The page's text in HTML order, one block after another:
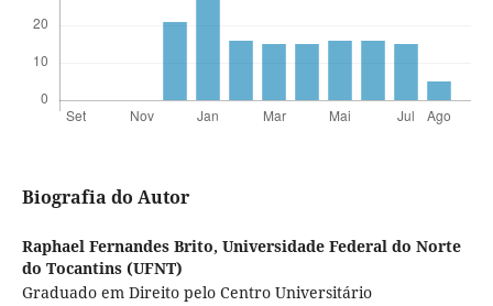
Biografia do Autor
Raphael Fernandes Brito, Universidade Federal do Norte
do Tocantins (UFNT)
Graduado em Direito pelo Centro Universitário